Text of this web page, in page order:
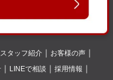
スタッフ紹介
お客様の声
LINEで相談
採用情報